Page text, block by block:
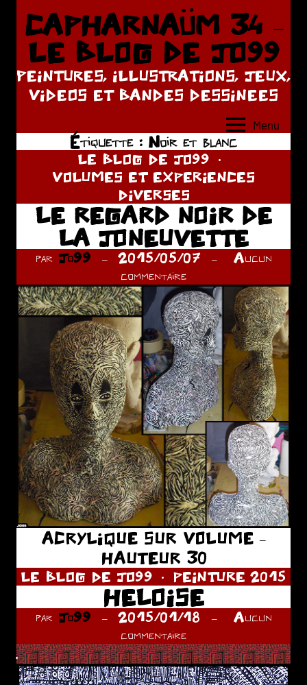
Aller
contenu
CAPHARNAÜM 34 –
LE BLOG DE JO99
PEINTURES, ILLUSTRATIONS, JEUX,
VIDEOS ET BANDES DESSINEES
Menu
Étiquette : Noir et blanc
LE BLOG DE JO99
VOLUMES ET EXPERIENCES
DIVERSES
LE REGARD NOIR DE
LA JONEUVETTE
par Jo99 2015/05/07
Aucun
commentaire
ACRYLIQUE SUR VOLUME –
HAUTEUR 30
LE BLOG DE JO99 PEINTURE 2015
HELOISE
par Jo99 2015/01/18
Aucun
commentaire
.